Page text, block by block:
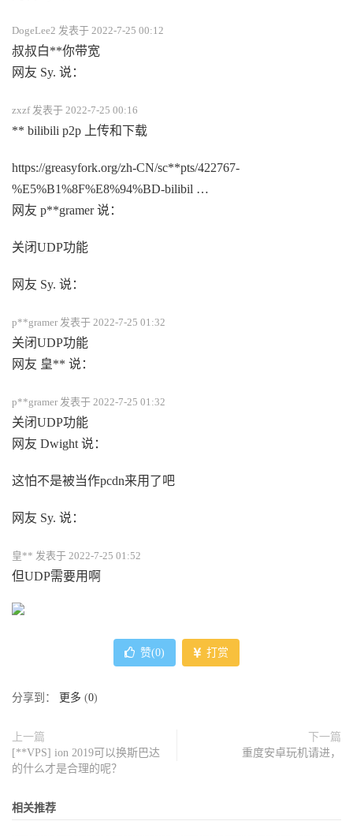
DogeLee2 发表于 2022-7-25 00:12
叔叔白**你带宽
网友 Sy. 说：
zxzf 发表于 2022-7-25 00:16
** bilibili p2p 上传和下载
https://greasyfork.org/zh-CN/sc**pts/422767-
%E5%B1%8F%E8%94%BD-bilibil …
网友 p**gramer 说：
关闭UDP功能
网友 Sy. 说：
p**gramer 发表于 2022-7-25 01:32
关闭UDP功能
网友 皇** 说：
p**gramer 发表于 2022-7-25 01:32
关闭UDP功能
网友 Dwight 说：
这怕不是被当作pcdn来用了吧
网友 Sy. 说：
皇** 发表于 2022-7-25 01:52
但UDP需要用啊
赞(0) 打赏
分享到： 更多 (0)
上一篇
[**VPS] ion 2019可以换斯巴达
的什么才是合理的呢？
下一篇
重度安卓玩机请进，
相关推荐